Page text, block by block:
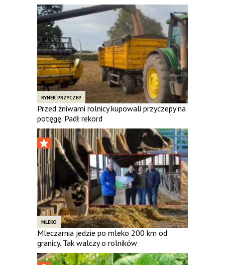
RYNEK PRZYCZEP
Przed żniwami rolnicy kupowali przyczepy na
potęgę. Padł rekord
MLEKO
Mleczarnia jedzie po mleko 200 km od
granicy. Tak walczy o rolników